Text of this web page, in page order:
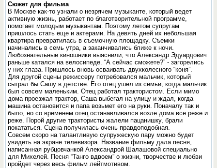
Сюжет для фильма
В Москве как-то узнали о незрячем музыканте, который ведет
активную жизнь, работает по благотворительной программе,
помогает молодым музыкантам. Поэтому летом супругам
пришлось стать еще и актерами. На девять дней их небольшая
квартира превратилась в съемочную площадку. Съемки
начинались в семь утра, а заканчивались ближе к ночи.
Любознательные киношники выяснили, что Александр Эдуардович
раньше катался на велосипеде. “А сейчас сможете?” - загорелись
у них глаза. Пришлось вновь осваивать двухколесного “коня”.
Для другой сцены режиссеру потребовался мальчик, который
сыграл бы Сашу в детстве. Его отец ушел из семьи, когда мальчик
был совсем маленьким. Отец работал трактористом. Если мимо
дома проезжал трактор, Саша выбегал на улицу и ждал, когда
машина остановится и папа возьмет его на руки. Поначалу так и
было, но со временем отец останавливался возле дома все реже и
реже. Порой другие трактористы жалели пацанишку, брали
покататься. Сцена получилась очень правдоподобная.
Совсем скоро на талантливую супружескую пару можно будет
увидеть на экране телевизора. Название фильму дала песня,
написанная рубцовчанкой Александрой Шалашовой специально
для Михелей. Песня “Танго вдвоем” о жизни, творчестве и любви
пройдет через весь фильм лейтмотивом.